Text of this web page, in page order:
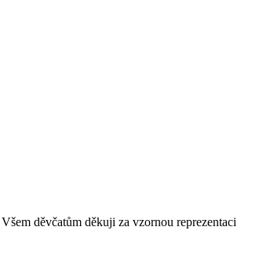
děvčatům děkuji za vzornou reprezentaci